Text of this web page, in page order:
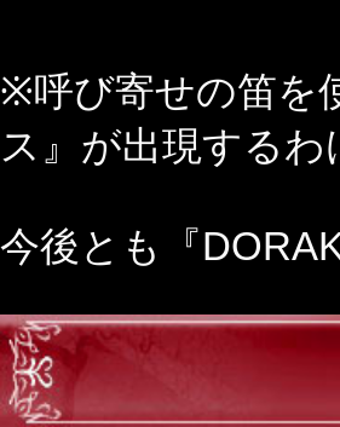
※呼び寄せの笛を
ス』が出現する
今後とも『